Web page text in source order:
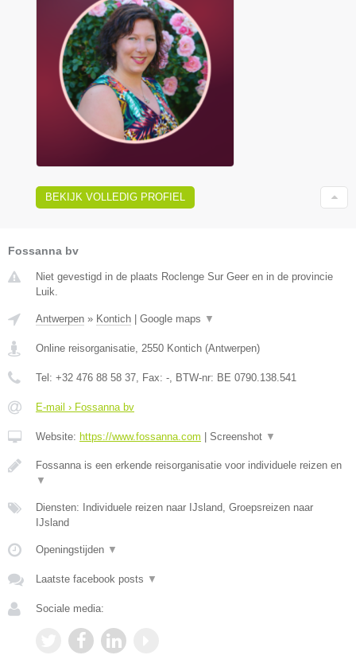
BEKIJK VOLLEDIG PROFIEL
Fossanna bv
Niet gevestigd in de plaats Roclenge Sur Geer en in de provincie
Luik.
Antwerpen » Kontich Google maps ▼
Online reisorganisatie, 2550 Kontich (Antwerpen)
Tel: +32 476 88 58 37, Fax: -, BTW-nr: BE 0790.138.541
E-mail › Fossanna bv
Website: https://www.fossanna.com Screenshot ▼
Fossanna is een erkende reisorganisatie voor individuele reizen en
▼
Diensten: Individuele reizen naar IJsland, Groepsreizen naar
IJsland
Openingstijden ▼
Laatste facebook posts ▼
Sociale media: